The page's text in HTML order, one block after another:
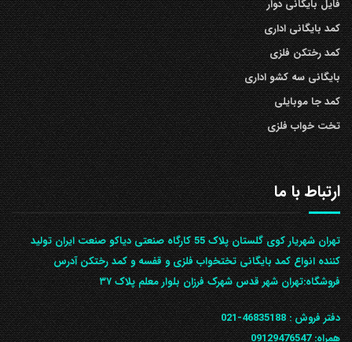
فایل بایگانی دوار
کمد بایگانی اداری
کمد رختکن فلزی
بایگانی سه کشو اداری
کمد جا موبایلی
تخت خواب فلزی
ارتباط با ما
تهران شهریار کوی گلستان پلاک 55 کارگاه صنعتی دیاکو صنعت ایران تولید
کننده انواع کمد بایگانی تختخواب فلزی و قفسه و کمد رختکن آدرس
ف‍روشگاه:تهران شهر قدس شهرک فرزان بلوار معلم پلاک ۳۷
دفتر فروش :46835188-021
همراه:09129476547